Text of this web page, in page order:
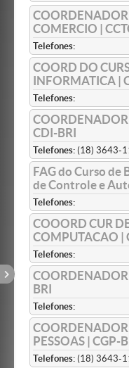
COMERCIO |
Telefones:
COORD DO
INFORMATICA |
Telefones:
CDI-BRI
Telefones: (18) 3643-
FAG do Curso de
de Controle e
Telefones:
COOORD CUR
COMPUTACAO |
Telefones:
BRI
Telefones:
PESSOAS | CGP-
Telefones: (18) 3643-